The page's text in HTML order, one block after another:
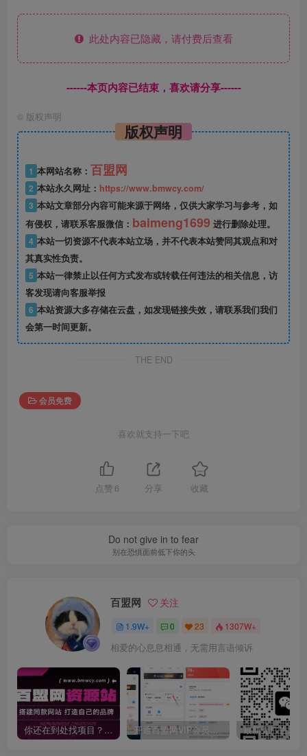
此处内容已隐藏，请付费后查看
------本页内容已结束，喜欢请分享------
© 版权声明
版权声明
1 本网站名称： 百盟网
2 本站永久网址： https://www.bmwcy.com/
3 本站文章部分内容可能来源于网络，仅供大家学习与参考，如
有侵权，请联系客服微信： baimeng1699 进行删除处理。
4 本站一切资源不代表本站立场，并不代表本站赞同其观点和对
其真实性负责。
5 本站一律禁止以任何方式发布或转载任何违法的相关信息，访
客发现请向客服举报
6 本站资源大多存储在云盘，如发现链接失效，请联系我们我们
会第一时间更新。
THE END
会员免费
喜欢就支持一下吧
点赞 6 分享 收藏
Do not give in to fear
别在恐惧面前低下你的头
百盟网 关注
1.9W+ 0 23 1307W+
相爱的心息息相通，无需用言语倾诉
你还在到处找项目？还在当韭菜？我靠卖项目一个月收入5万+，曾经我也是个失败者。 开通百盟网VIP会员，尊享全站资源免费下载，享70%的推广提成！！【限时五折优惠】